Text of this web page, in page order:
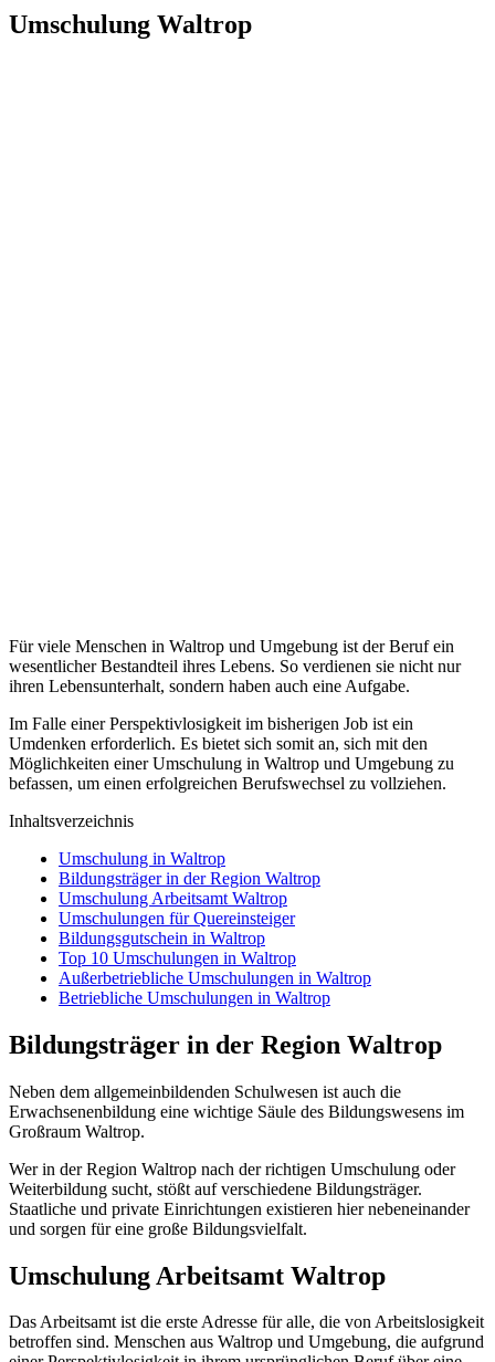
Umschulung Waltrop
Für viele Menschen in Waltrop und Umgebung ist der Beruf ein
wesentlicher Bestandteil ihres Lebens. So verdienen sie nicht nur
ihren Lebensunterhalt, sondern haben auch eine Aufgabe.
Im Falle einer Perspektivlosigkeit im bisherigen Job ist ein
Umdenken erforderlich. Es bietet sich somit an, sich mit den
Möglichkeiten einer Umschulung in Waltrop und Umgebung zu
befassen, um einen erfolgreichen Berufswechsel zu vollziehen.
Inhaltsverzeichnis
Umschulung in Waltrop
Bildungsträger in der Region Waltrop
Umschulung Arbeitsamt Waltrop
Umschulungen für Quereinsteiger
Bildungsgutschein in Waltrop
Top 10 Umschulungen in Waltrop
Außerbetriebliche Umschulungen in Waltrop
Betriebliche Umschulungen in Waltrop
Bildungsträger in der Region Waltrop
Neben dem allgemeinbildenden Schulwesen ist auch die
Erwachsenenbildung eine wichtige Säule des Bildungswesens im
Großraum Waltrop.
Wer in der Region Waltrop nach der richtigen Umschulung oder
Weiterbildung sucht, stößt auf verschiedene Bildungsträger.
Staatliche und private Einrichtungen existieren hier nebeneinander
und sorgen für eine große Bildungsvielfalt.
Umschulung Arbeitsamt Waltrop
Das Arbeitsamt ist die erste Adresse für alle, die von Arbeitslosigkeit
betroffen sind. Menschen aus Waltrop und Umgebung, die aufgrund